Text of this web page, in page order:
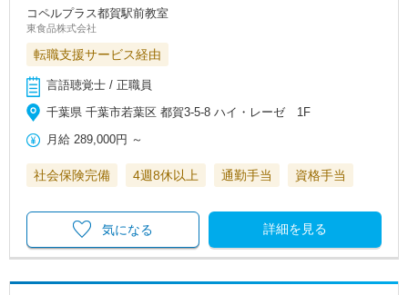
コペルプラス都賀駅前教室
東食品株式会社
転職支援サービス経由
言語聴覚士 / 正職員
千葉県 千葉市若葉区 都賀3-5-8 ハイ・レーゼ 1F
月給 289,000円 ～
社会保険完備 4週8休以上 通勤手当 資格手当
詳細を見る
気になる